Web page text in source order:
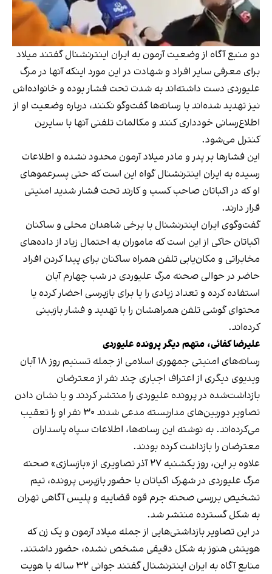
دو منبع آگاه از وضعیت آرمون به ایران اینترنشنال گفتند میلاد
برای معرفی سایر افراد و شهادت در این مورد اینکه آنها در مرگ
علیوردی دست داشته‌اند به شدت تحت فشار بوده و خانواده‌اش
نیز تهدید شده‌اند با رسانه‌ها گفت‌وگو نکنند، درباره وضعیت او از
اطلاع‌رسانی خودداری کنند و مکالمات تلفنی آنها با سایرین
کنترل می‌شود.
این فشارها بر پدر و مادر میلاد آرمون محدود نشده و اطلاعات
رسیده به ایران اینترنشنال گواه این است که حتی پسرعموهای
او که در اکباتان صاحب کسب و کارند تحت فشار شدید امنیتی
قرار دارند.
گفت‌وگوی ایران اینترنشنال با برخی شاهدان محلی و ساکنان
اکباتان حاکی از این است که ماموران به احتمال زیاد از داده‌های
مخابراتی و مکان‌یابی تلفن همراه ساکنان برای پیدا کردن افراد
حاضر در حوالی صحنه مرگ علیوردی در شب چهارم آبان
استفاده کرده و تعداد زیادی را یا برای بازپرسی احضار کرده یا
محتوای گوشی تلفن همراهشان را با تهدید و فشار بازبینی
کرده‌اند.
علیرضا کفائی، متهم دیگر پرونده علیوردی
رسانه‌های امنیتی جمهوری اسلامی از جمله تسنیم روز ۱۸ آبان
ویدیوی دیگری از اعتراف اجباری چند نفر از معترضان
بازداشت‌شده در پرونده علیوردی را منتشر کردند و با نشان دادن
تصاویر دوربین‌های مداربسته مدعی شدند ۳۰ نفر او را تعقیب
می‌کرده‌اند. به نوشته این رسانه‌ها، اطلاعات سپاه پاسداران
معترضان را بازداشت کرده بودند.
علاوه بر این، روز یکشنبه ۲۷ آذر تصاویری از «بازسازی» صحنه
مرگ علیوردی در شهرک اکباتان با حضور بازپرس پرونده، تیم
تشخیص بررسی صحنه جرم قوه قضاییه و پلیس آگاهی تهران
به شکل گسترده منتشر شد.
در این تصاویر بازداشتی‌هایی از جمله میلاد آرمون و یک زن که
هویتش هنوز به شکل دقیقی مشخص نشده، حضور داشتند.
منابع آگاه به ایران اینترنشنال گفتند جوانی ۳۲ ساله با هویت